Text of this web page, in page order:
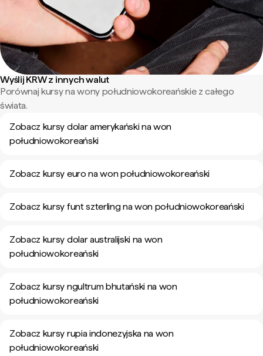
Wyślij KRW z innych walut
Porównaj kursy na wony południowokoreańskie z całego
świata.
Zobacz kursy dolar amerykański na won
południowokoreański
Zobacz kursy euro na won południowokoreański
Zobacz kursy funt szterling na won południowokoreański
Zobacz kursy dolar australijski na won
południowokoreański
Zobacz kursy ngultrum bhutański na won
południowokoreański
Zobacz kursy rupia indonezyjska na won
południowokoreański